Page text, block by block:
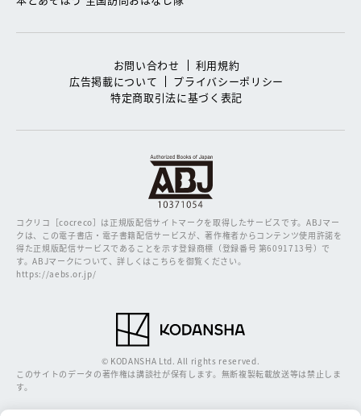
お問い合わせ
利用規約
広告掲載について
プライバシーポリシー
特定商取引法に基づく表記
コクリコ［cocreco］は正規版配信サイトマークを取得したサービスです。ABJマー
クは、この電子書店・電子書籍配信サービスが、著作権者からコンテンツ使用許諾を
得た正規版配信サービスであることを示す登録商標（登録番号 第6091713号）で
す。ABJマークについて、詳しくはこちらを御覧ください。
https://aebs.or.jp/
© KODANSHA Ltd. All rights reserved.
このサイトのデータの著作権は講談社が保有します。無断複製転載放送等は禁止しま
す。